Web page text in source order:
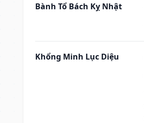
Bành Tổ Bách Kỵ Nhật
Khổng Minh Lục Diệu